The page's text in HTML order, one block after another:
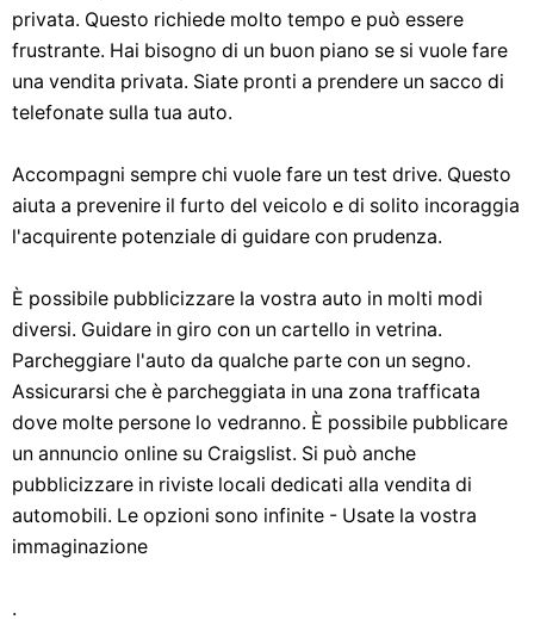
privata. Questo richiede molto tempo e può essere
frustrante. Hai bisogno di un buon piano se si vuole fare
una vendita privata. Siate pronti a prendere un sacco di
telefonate sulla tua auto.
Accompagni sempre chi vuole fare un test drive. Questo
aiuta a prevenire il furto del veicolo e di solito incoraggia
l'acquirente potenziale di guidare con prudenza.
È possibile pubblicizzare la vostra auto in molti modi
diversi. Guidare in giro con un cartello in vetrina.
Parcheggiare l'auto da qualche parte con un segno.
Assicurarsi che è parcheggiata in una zona trafficata
dove molte persone lo vedranno. È possibile pubblicare
un annuncio online su Craigslist. Si può anche
pubblicizzare in riviste locali dedicati alla vendita di
automobili. Le opzioni sono infinite - Usate la vostra
immaginazione
.